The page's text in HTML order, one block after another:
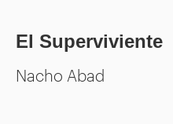
El Superviviente
Nacho Abad